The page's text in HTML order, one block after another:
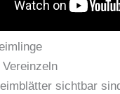
sichtbar